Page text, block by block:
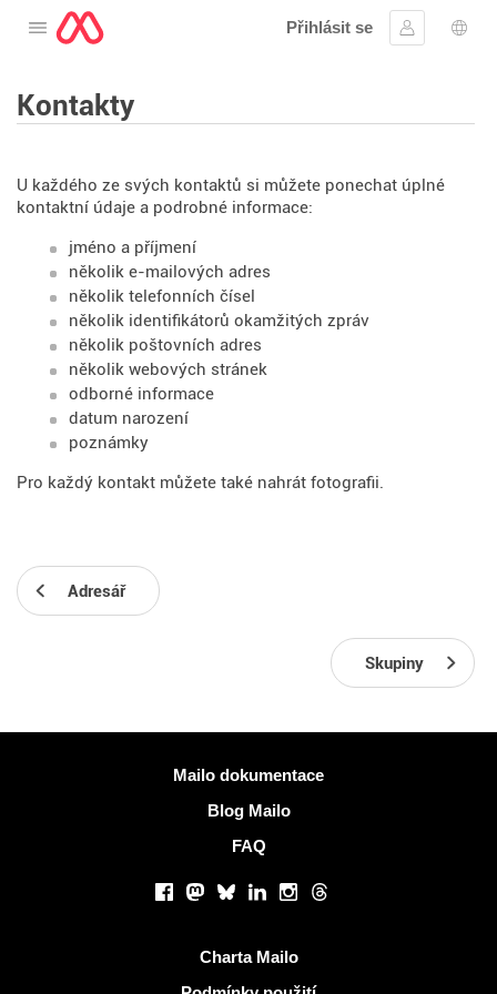
Otevřete nabídku
Přihlásit se
Přihlásit se
Kontakty
U každého ze svých kontaktů si můžete ponechat úplné
kontaktní údaje a podrobné informace:
jméno a příjmení
několik e-mailových adres
několik telefonních čísel
několik identifikátorů okamžitých zpráv
několik poštovních adres
několik webových stránek
odborné informace
datum narození
poznámky
Pro každý kontakt můžete také nahrát fotografii.
Adresář
Skupiny
Mailo dokumentace
Blog Mailo
FAQ
Facebook
Mastodon
BlueskyLinkedInInstagram
Threads
Charta Mailo